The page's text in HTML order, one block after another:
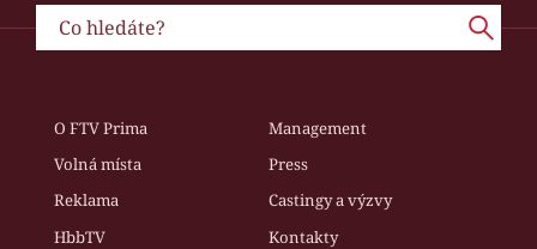
O FTV Prima
Management
Volná místa
Press
Reklama
Castingy a výzvy
HbbTV
Kontakty